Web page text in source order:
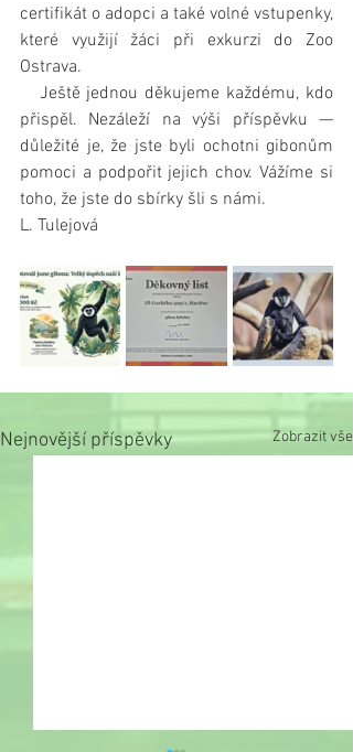
certifikát o adopci a také volné vstupenky,
které využijí žáci při exkurzi do Zoo
Ostrava.
přispěl. Nezáleží na výši příspěvku —
důležité je, že jste byli ochotni gibonům
pomoci a podpořit jejich chov. Vážíme si
toho, že jste do sbírky šli s námi.
L. Tulejová
Nejnovější příspěvky Zobrazit vše